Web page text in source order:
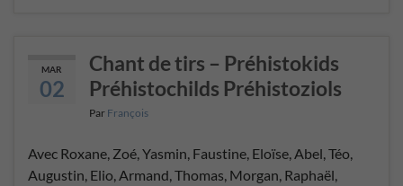
MAR
02
Chant de tirs – Préhistokids
Préhistochilds Préhistoziols
Par François
Avec Roxane, Zoé, Yasmin, Faustine, Eloïse, Abel, Téo,
Augustin, Elio, Armand, Thomas, Morgan, Raphaël,